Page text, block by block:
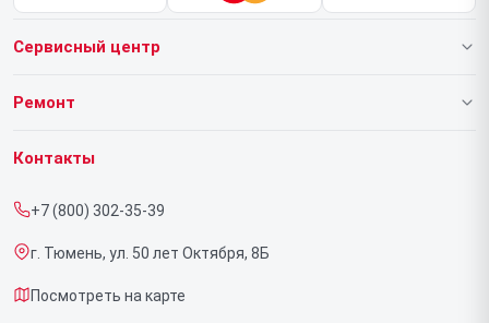
Сервисный центр
О нашем сервисе
Срочный ремонт
Доставка и способы оплаты
Диагностика
Ремонт
Ноутбуков
Контакты
+7 (800) 302-35-39
г. Тюмень, ул. 50 лет Октября, 8Б
Посмотреть на карте